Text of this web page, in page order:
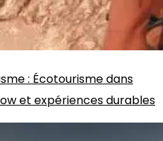
: Écotourisme dans
et expériences durables